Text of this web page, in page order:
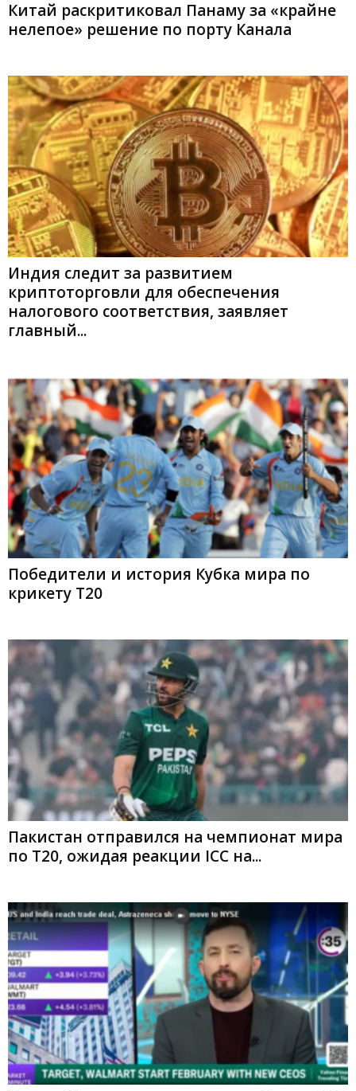
Китай раскритиковал Панаму за «крайне
нелепое» решение по порту Канала
Индия следит за развитием
криптоторговли для обеспечения
налогового соответствия, заявляет
главный...
Победители и история Кубка мира по
крикету T20
Пакистан отправился на чемпионат мира
по T20, ожидая реакции ICC на...